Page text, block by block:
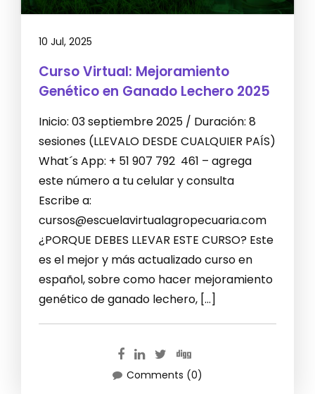
10 Jul, 2025
Curso Virtual: Mejoramiento
Genético en Ganado Lechero 2025
Inicio: 03 septiembre 2025 / Duración: 8
sesiones (LLEVALO DESDE CUALQUIER PAÍS)
What´s App: + 51 907 792 461 – agrega
este número a tu celular y consulta
Escribe a:
cursos@escuelavirtualagropecuaria.com
¿PORQUE DEBES LLEVAR ESTE CURSO? Este
es el mejor y más actualizado curso en
español, sobre como hacer mejoramiento
genético de ganado lechero, […]
Comments (0)